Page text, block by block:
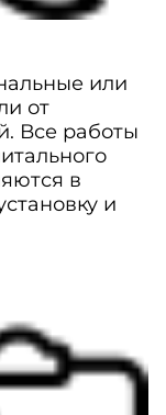
или
от
Все работы
в
и